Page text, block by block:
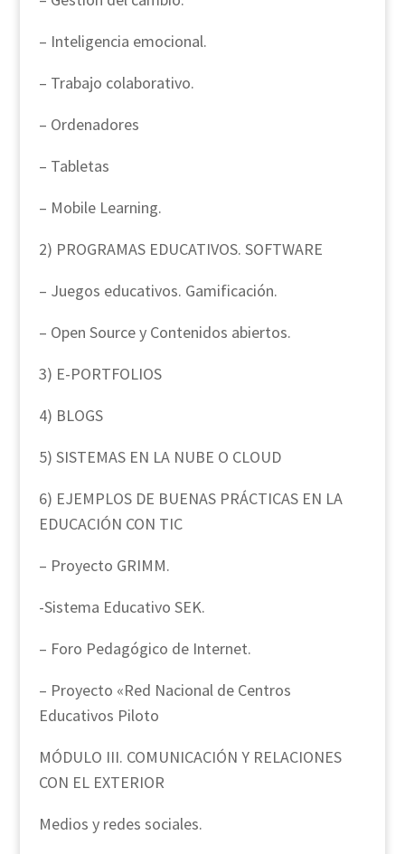
– Inteligencia emocional.
– Trabajo colaborativo.
– Ordenadores
– Tabletas
– Mobile Learning.
2) PROGRAMAS EDUCATIVOS. SOFTWARE
– Juegos educativos. Gamificación.
– Open Source y Contenidos abiertos.
3) E-PORTFOLIOS
4) BLOGS
5) SISTEMAS EN LA NUBE O CLOUD
6) EJEMPLOS DE BUENAS PRÁCTICAS EN LA
EDUCACIÓN CON TIC
– Proyecto GRIMM.
-Sistema Educativo SEK.
– Foro Pedagógico de Internet.
– Proyecto «Red Nacional de Centros
Educativos Piloto
MÓDULO III. COMUNICACIÓN Y RELACIONES
CON EL EXTERIOR
Medios y redes sociales.